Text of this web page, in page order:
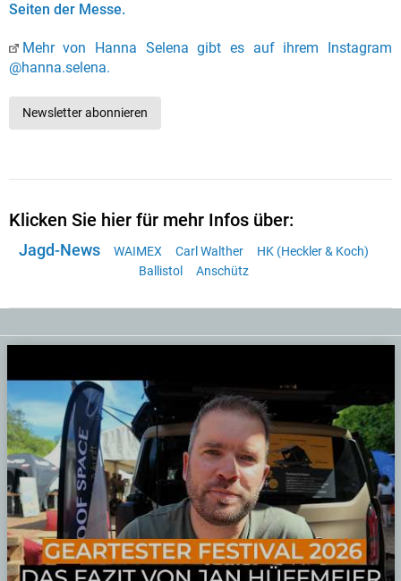
Seiten der Messe.
Mehr von Hanna Selena gibt es auf ihrem Instagram
@hanna.selena.
Newsletter abonnieren
Klicken Sie hier für mehr Infos über:
Jagd-News WAIMEX Carl Walther
HK (Heckler & Koch)
Ballistol
Anschütz